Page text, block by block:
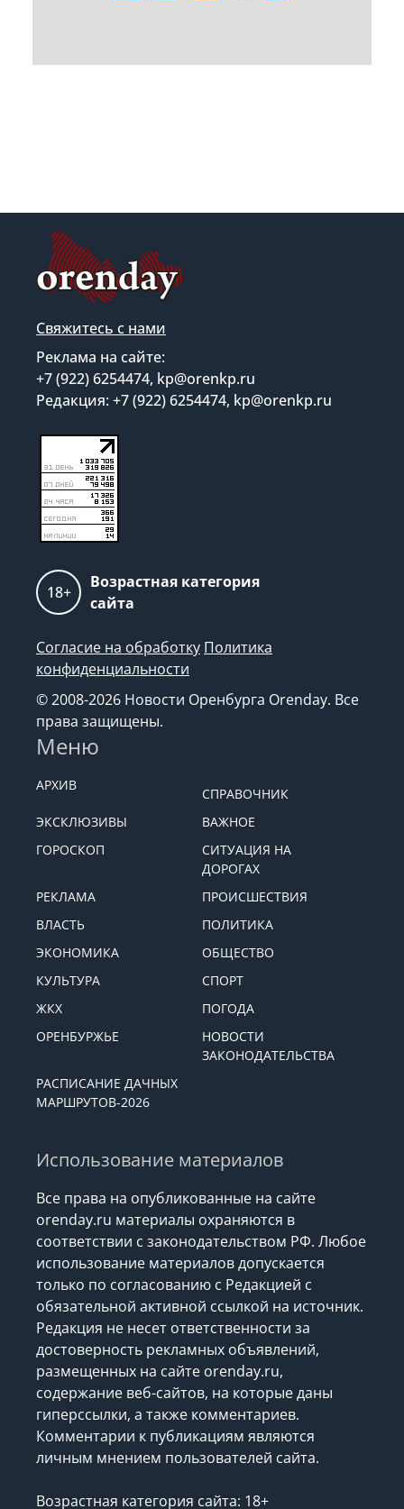
Свяжитесь с нами
Реклама на сайте:
+7 (922) 6254474, kp@orenkp.ru
Редакция: +7 (922) 6254474, kp@orenkp.ru
18+
Возрастная категория
сайта
Согласие на обработку Политика
конфиденциальности
© 2008-2026 Новости Оренбурга Orenday. Все
права защищены.
Меню
АРХИВ
СПРАВОЧНИК
ЭКСКЛЮЗИВЫ
ВАЖНОЕ
ГОРОСКОП
СИТУАЦИЯ НА
ДОРОГАХ
РЕКЛАМА
ПРОИСШЕСТВИЯ
ВЛАСТЬ
ПОЛИТИКА
ЭКОНОМИКА
ОБЩЕСТВО
КУЛЬТУРА
СПОРТ
ЖКХ
ПОГОДА
ОРЕНБУРЖЬЕ
НОВОСТИ
ЗАКОНОДАТЕЛЬСТВА
РАСПИСАНИЕ ДАЧНЫХ
МАРШРУТОВ-2026
Использование материалов
Все права на опубликованные на сайте
orenday.ru материалы охраняются в
соответствии с законодательством РФ. Любое
использование материалов допускается
только по согласованию с Редакцией с
обязательной активной ссылкой на источник.
Редакция не несет ответственности за
достоверность рекламных объявлений,
размещенных на сайте orenday.ru,
содержание веб-сайтов, на которые даны
гиперссылки, а также комментариев.
Комментарии к публикациям являются
личным мнением пользователей сайта.
Возрастная категория сайта: 18+